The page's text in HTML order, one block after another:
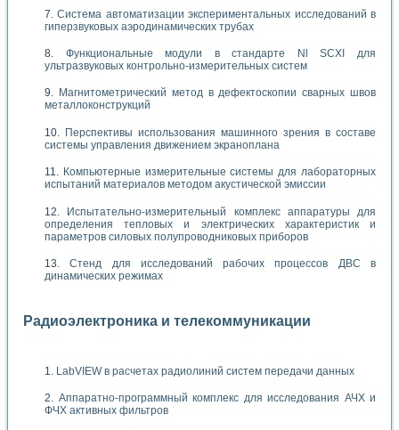
Система автоматизации экспериментальных исследований в
гиперзвуковых аэродинамических трубах
Функциональные модули в стандарте Nl SCXI для
ультразвуковых контрольно-измерительных систем
Магнитометрический метод в дефектоскопии сварных швов
металлоконструкций
Перспективы использования машинного зрения в составе
системы управления движением экраноплана
Компьютерные измерительные системы для лабораторных
испытаний материалов методом акустической эмиссии
Испытательно-измерительный комплекс аппаратуры для
определения тепловых и электрических характеристик и
параметров силовых полупроводниковых приборов
Стенд для исследований рабочих процессов ДВС в
динамических режимах
Радиоэлектроника и телекоммуникации
LabVIEW в расчетах радиолиний систем передачи данных
Аппаратно-программный комплекс для исследования АЧХ и
ФЧХ активных фильтров